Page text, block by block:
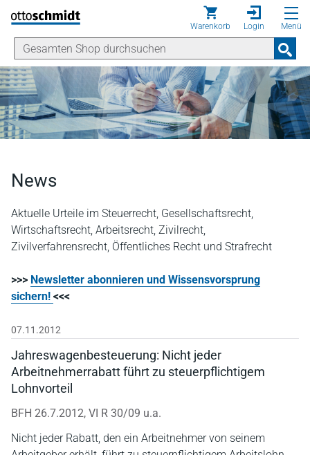
Direkt zum Inhalt
Warenkorb Login Menü
News
Aktuelle Urteile im Steuerrecht, Gesellschaftsrecht,
Wirtschaftsrecht, Arbeitsrecht, Zivilrecht,
Zivilverfahrensrecht, Öffentliches Recht und Strafrecht
>>> Newsletter abonnieren und Wissensvorsprung
sichern! <<<
07.11.2012
Jahreswagenbesteuerung: Nicht jeder
Arbeitnehmerrabatt führt zu steuerpflichtigem
Lohnvorteil
BFH 26.7.2012, VI R 30/09 u.a.
Nicht jeder Rabatt, den ein Arbeitnehmer von seinem